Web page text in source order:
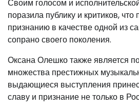
Своим голосом и
поразила публику и критиков, что
признанию в качестве одной из
сопрано своего поколения.
Оксана Олешко также является
множества престижных
выдающиеся выступления
славу и признание не только в